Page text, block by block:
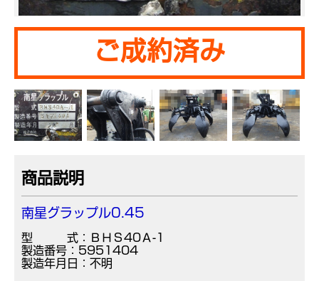
ご成約済み
商品説明
南星グラップル0.45
型 式：ＢＨＳ40Ａ-1
製造番号：5951404
製造年月日：不明